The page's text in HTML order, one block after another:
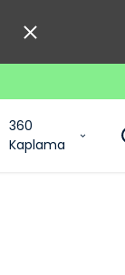
360
Kaplama